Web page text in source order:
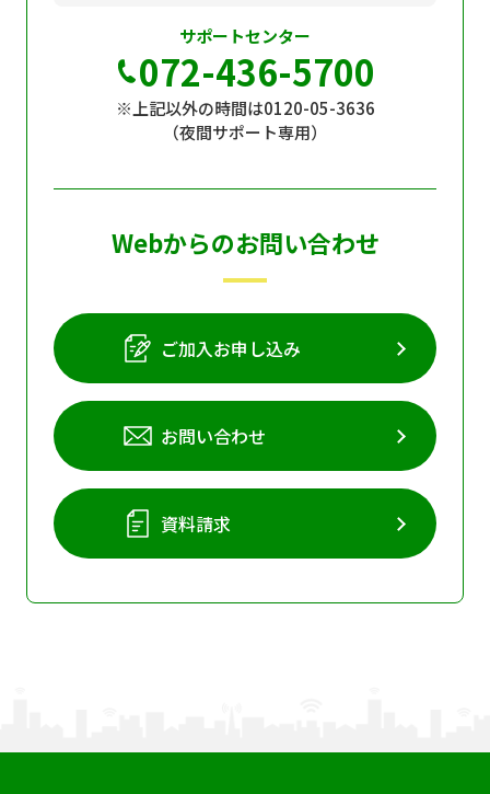
サポートセンター
072-436-5700
※上記以外の時間は0120-05-3636
（夜間サポート専用）
Webからのお問い合わせ
ご加入お申し込み
お問い合わせ
資料請求